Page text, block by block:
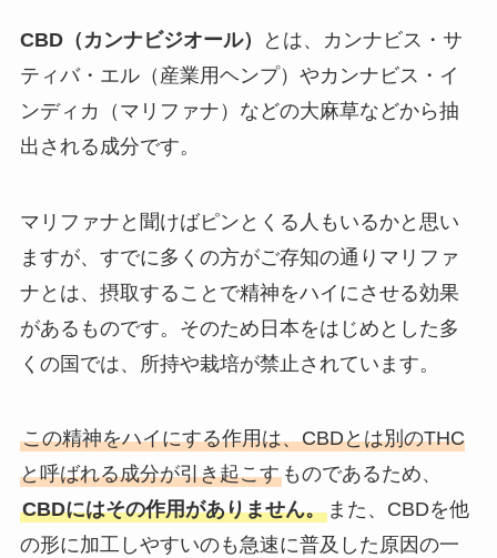
CBD（カンナビジオール）
とは、カンナビス・サ
ティバ・エル（産業用ヘンプ）やカンナビス・イ
ンディカ（マリファナ）などの大麻草などから抽
出される成分です。
マリファナと聞けばピンとくる人もいるかと思い
ますが、すでに多くの方がご存知の通りマリファ
ナとは、摂取することで精神をハイにさせる効果
があるものです。そのため日本をはじめとした多
くの国では、所持や栽培が禁止されています。
この精神をハイにする作用は、CBDとは別のTHC
と呼ばれる成分が引き起こすものであるため、
CBDにはその作用がありません。また、CBDを他
の形に加工しやすいのも急速に普及した原因の一